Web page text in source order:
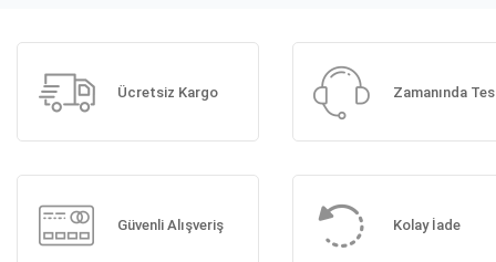
Ücretsiz Kargo Zamanında
Güvenli Alışveriş Kolay İade